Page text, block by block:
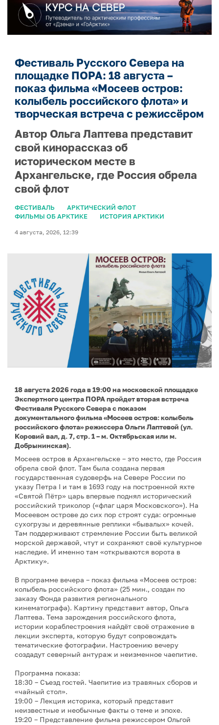
Фестиваль Русского Севера на
площадке ПОРА: 18 августа –
показ фильма «Мосеев остров:
колыбель российского флота» и
творческая встреча с режиссёром
Автор Ольга Лаптева представит
свой кинорассказ об
историческом месте в
Архангельске, где Россия обрела
свой флот
ФЕСТИВАЛЬ
АРКТИЧЕСКИЙ ФЛОТ
ФИЛЬМЫ ОБ АРКТИКЕ
ИСТОРИЯ АРКТИКИ
4 августа, 2026, 12:39
18 августа 2026 года в 19:00 на московской площадке
Экспертного центра ПОРА пройдет вторая встреча
Фестиваля Русского Севера с показом
документального фильма «Мосеев остров: колыбель
российского флота» режиссера Ольги Лаптевой (ул.
Коровий вал, д. 7, стр. 1 – м. Октябрьская или м.
Добрынинская).
Мосеев остров в Архангельске – это место, где Россия
обрела свой флот. Там была создана первая
государственная судоверфь на Севере России по
указу Петра I и там в 1693 году на построенной яхте
«Святой Пётр» царь впервые поднял исторический
российский триколор («флаг царя Московского»). На
Мосеевом острове до сих пор строят суда: огромные
сухогрузы и деревянные реплики «бывалых» кочей.
Там поддерживают стремление России быть великой
морской державой, чтут и сохраняют своё культурное
наследие. И именно там «открываются ворота в
Арктику».
В программе вечера – показ фильма «Мосеев остров:
колыбель российского флота» (25 мин., создан по
заказу Фонда развития регионального
кинематографа). Картину представит автор, Ольга
Лаптева. Тема зарождения российского флота,
истории кораблестроения найдёт своё отражение в
лекции эксперта, которую будут сопровождать
тематические фотографии. Настроению вечеру
создадут северный антураж и неизменное чаепитие.
Программа показа:
18:30 – Съезд гостей. Чаепитие из травяных сборов и
«чайный стол».
19:00 – Лекция историка, который представит
неизвестные и необычные факты о теме и эпохе.
19:20 – Представление фильма режиссером Ольгой